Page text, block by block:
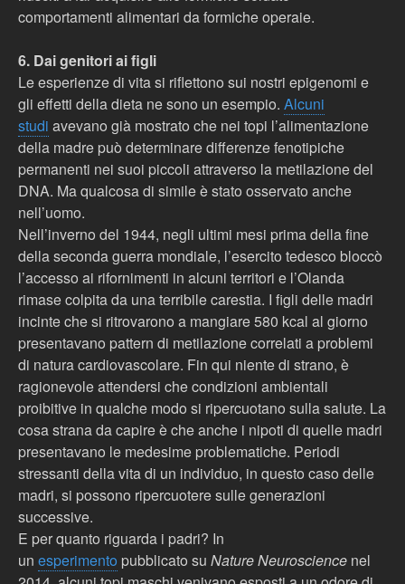
comportamenti alimentari da formiche operaie.
6. Dai genitori ai figli
Le esperienze di vita si riflettono sui nostri epigenomi e
gli effetti della dieta ne sono un esempio. Alcuni
studi avevano già mostrato che nei topi l’alimentazione
della madre può determinare differenze fenotipiche
permanenti nei suoi piccoli attraverso la metilazione del
DNA. Ma qualcosa di simile è stato osservato anche
nell’uomo.
Nell’inverno del 1944, negli ultimi mesi prima della fine
della seconda guerra mondiale, l’esercito tedesco bloccò
l’accesso ai rifornimenti in alcuni territori e l’Olanda
rimase colpita da una terribile carestia. I figli delle madri
incinte che si ritrovarono a mangiare 580 kcal al giorno
presentavano pattern di metilazione correlati a problemi
di natura cardiovascolare. Fin qui niente di strano, è
ragionevole attendersi che condizioni ambientali
proibitive in qualche modo si ripercuotano sulla salute. La
cosa strana da capire è che anche i nipoti di quelle madri
presentavano le medesime problematiche. Periodi
stressanti della vita di un individuo, in questo caso delle
madri, si possono ripercuotere sulle generazioni
successive.
E per quanto riguarda i padri? In
un esperimento pubblicato su Nature Neuroscience nel